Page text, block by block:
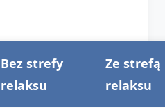
Bez strefy
relaksu
Ze strefą
relaksu